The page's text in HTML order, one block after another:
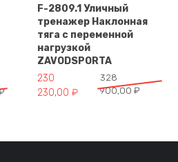
364 550,00 ₽.
F-2809.1 Уличный
тренажер Наклонная
тяга с переменной
нагрузкой
ZAVODSPORTA
328
900,00 ₽
Первоначальная цена
230
230,00 ₽
Текущая цена: 230 230,00 ₽.